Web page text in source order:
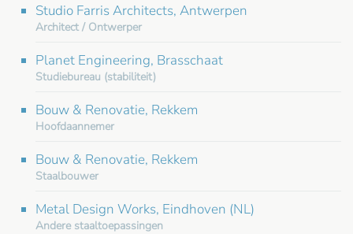
Studio Farris Architects, Antwerpen
Architect / Ontwerper
Planet Engineering, Brasschaat
Studiebureau (stabiliteit)
Bouw & Renovatie, Rekkem
Hoofdaannemer
Bouw & Renovatie, Rekkem
Staalbouwer
Metal Design Works, Eindhoven (NL)
Andere staaltoepassingen